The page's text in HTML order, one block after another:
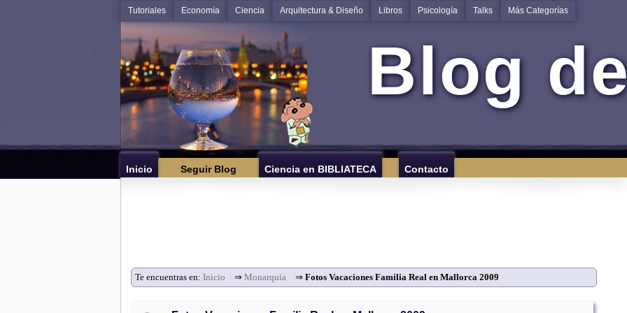
Tutoriales Economía Ciencia Arquitectura & Diseño Libros Psicología Talks Más Categorías
Blog
Inicio Seguir Blog Ciencia en BIBLIATECA Contacto
Te encuentras en: Inicio ⇒ Monarquía ⇒ Fotos Vacaciones Familia Real en Mallorca 2009